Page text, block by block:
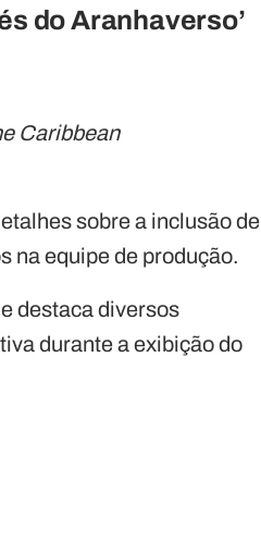
do Aranhaverso’
Caribbean
sobre a inclusão de
na equipe de produção.
destaca diversos
durante a exibição do